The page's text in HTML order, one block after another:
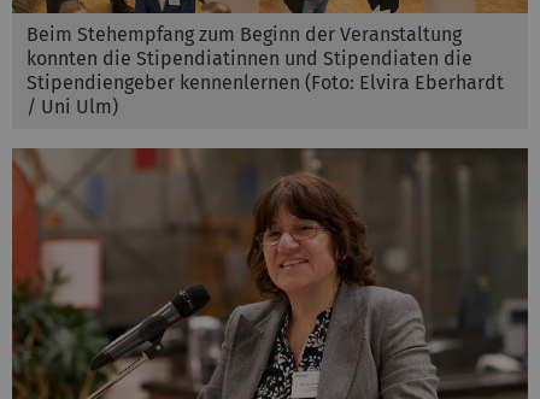
Beim Stehempfang zum Beginn der Veranstaltung
konnten die Stipendiatinnen und Stipendiaten die
Stipendiengeber kennenlernen (Foto: Elvira Eberhardt
/ Uni Ulm)